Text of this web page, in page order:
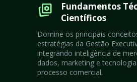
Fundamentos
Científicos
Domine os principais
estratégias da Gestão
integrando inteligência de
dados, marketing e
processo comercial.